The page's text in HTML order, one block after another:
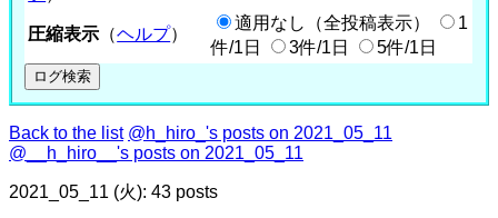
圧縮表示 （ヘルプ）
適用なし（全投稿表示）
1
件/1日
3件/1日 5件/1日
Back to the list @h_hiro_'s posts on 2021_05_11
@__h_hiro__'s posts on 2021_05_11
2021_05_11 (火): 43 posts